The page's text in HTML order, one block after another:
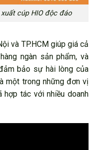
cúp HIO độc đáo
và TP.HCM giúp giá cả
ngàn sản phẩm, và
bảo sự hài lòng của
một trong những đơn vị
tác với nhiều doanh